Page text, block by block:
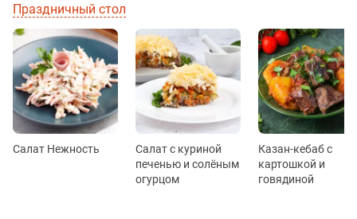
Праздничный стол
Салат Нежность
Салат с куриной
печенью и солёным
огурцом
Казан-кебаб с
картошкой и
говядиной